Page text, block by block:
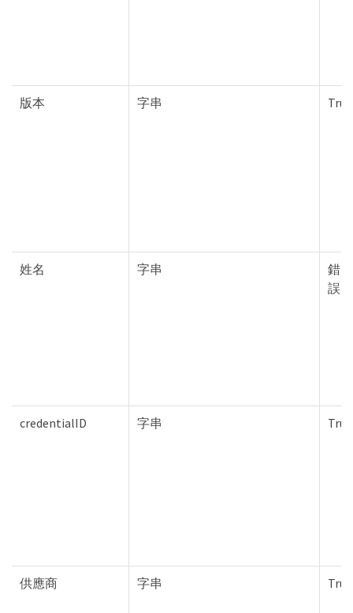
版本 字串 True
姓名 字串
錯
誤
credentialID 字串 True
供應商 字串 True